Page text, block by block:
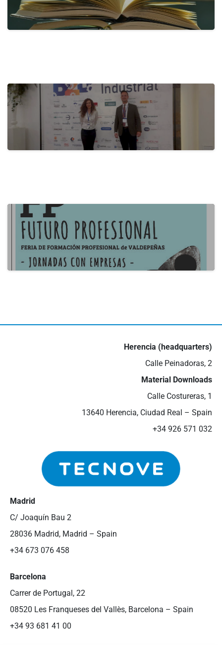
Promoting…
28 de May de 2024
22 de May de 2024
Herencia (headquarters)
Calle Peinadoras, 2
Material Downloads
Calle Costureras, 1
13640 Herencia, Ciudad Real – Spain
+34 926 571 032
Madrid
C/ Joaquín Bau 2
28036 Madrid, Madrid – Spain
+34 673 076 458
Barcelona
Carrer de Portugal, 22
08520 Les Franqueses del Vallès, Barcelona – Spain
+34 93 681 41 00